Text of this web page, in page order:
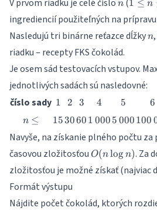
V prvom riadku je celé číslo n (
n \leq
10^5
1 ≤ n
ingrediencií použiteľných na
Nasledujú tri binárne reťazce dĺžkyn
n
riadku – recepty FKS čokolád.
Je osem sád testovacích vstupov.
jednotlivých sadách sú nasledovné:
číslo sady 1
1 2
2 3
3 4
4 5
5 6
6
n
n ≤ 15
15 30
3060
60 1\,000
1 000 5\,000
5 000 100
Navyše, na získanie plného počtu za
časovou zložitosťou O(n
\log
n)
O(n log n). Za
zložitosťou je možné získať (najviac
Formát výstupu
Nájdite počet čokolád, ktorých